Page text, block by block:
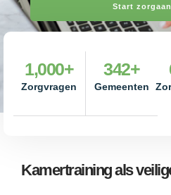
Start
Zorgvragen
1,000+
Gemeenten
342+
Kamertraining als